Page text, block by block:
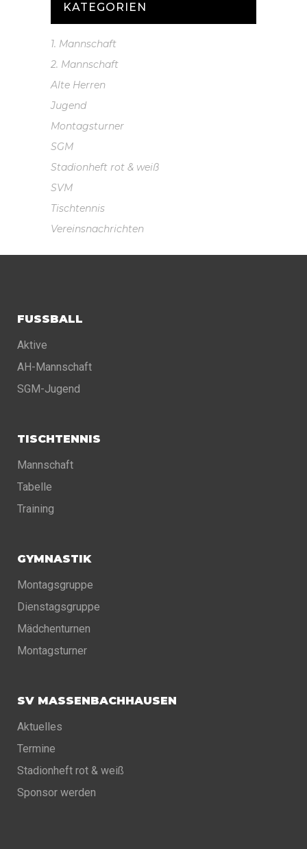
KATEGORIEN
1. Mannschaft
2. Mannschaft
Alte Herren
Jugend
Montagsturner
SGM
Stadionheft rot & weiß
SVM
Tischtennis
Vereinsnachrichten
FUSSBALL
Aktive
AH-Mannschaft
SGM-Jugend
TISCHTENNIS
Mannschaft
Tabelle
Training
GYMNASTIK
Montagsgruppe
Dienstagsgruppe
Mädchenturnen
Montagsturner
SV MASSENBACHHAUSEN
Aktuelles
Termine
Stadionheft rot & weiß
Sponsor werden